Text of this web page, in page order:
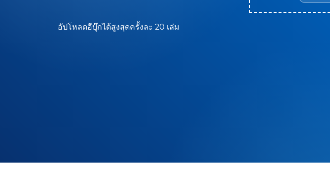
อัปโหลดอีบุ๊กได้สูงสุดครั้งละ 20 เล่ม